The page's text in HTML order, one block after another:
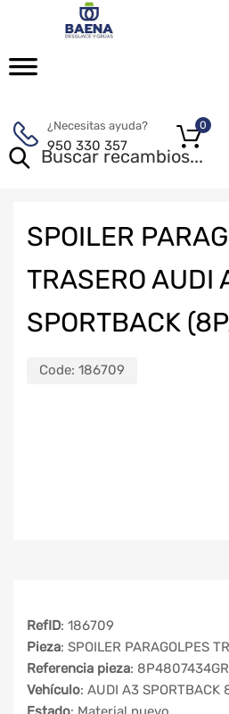
¿Necesitas ayuda?
950 330 357
0
SPOILER
TRASERO AUDI
SPORTBACK
Code: 186709
RefID: 186709
Pieza: SPOILER PARAGOLPES
Referencia pieza:
Vehículo: AUDI A3 SPORTBACK